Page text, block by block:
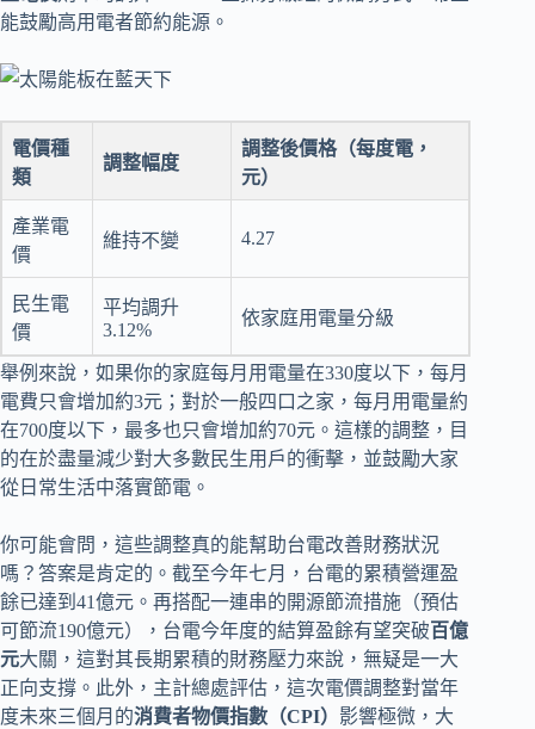
能鼓勵高用電者節約能源。
電價種
類
調整幅度
調整後價格（每度電，
元）
產業電
價
維持不變 4.27
民生電
價
平均調升
3.12%
依家庭用電量分級
舉例來說，如果你的家庭每月用電量在330度以下，每月
電費只會增加約3元；對於一般四口之家，每月用電量約
在700度以下，最多也只會增加約70元。這樣的調整，目
的在於盡量減少對大多數民生用戶的衝擊，並鼓勵大家
從日常生活中落實節電。
你可能會問，這些調整真的能幫助台電改善財務狀況
嗎？答案是肯定的。截至今年七月，台電的累積營運盈
餘已達到41億元。再搭配一連串的開源節流措施（預估
可節流190億元），台電今年度的結算盈餘有望突破百億
元大關，這對其長期累積的財務壓力來說，無疑是一大
正向支撐。此外，主計總處評估，這次電價調整對當年
度未來三個月的消費者物價指數（CPI） 影響極微，大